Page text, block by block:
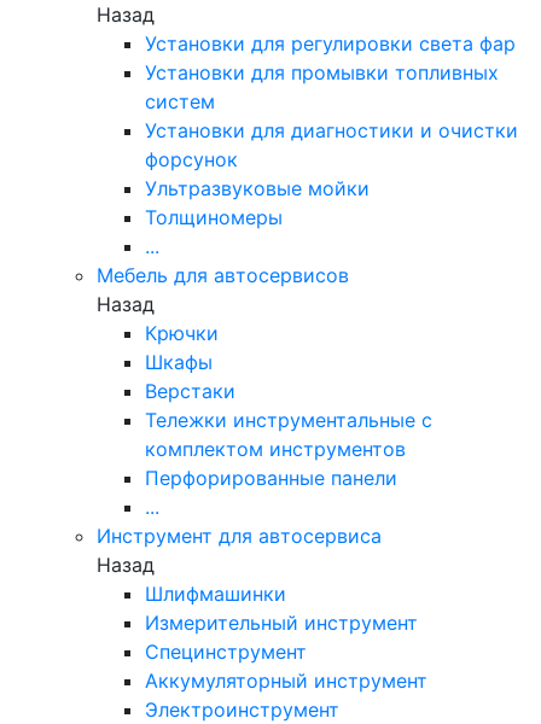
Назад
Установки для регулировки света фар
Установки для промывки топливных
систем
Установки для диагностики и очистки
форсунок
Ультразвуковые мойки
Толщиномеры
...
Мебель для автосервисов
Назад
Крючки
Шкафы
Верстаки
Тележки инструментальные с
комплектом инструментов
Перфорированные панели
...
Инструмент для автосервиса
Назад
Шлифмашинки
Измерительный инструмент
Специнструмент
Аккумуляторный инструмент
Электроинструмент